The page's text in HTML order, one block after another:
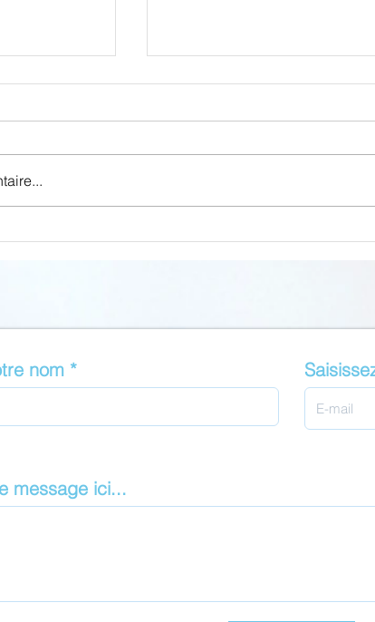
nom
message ici...